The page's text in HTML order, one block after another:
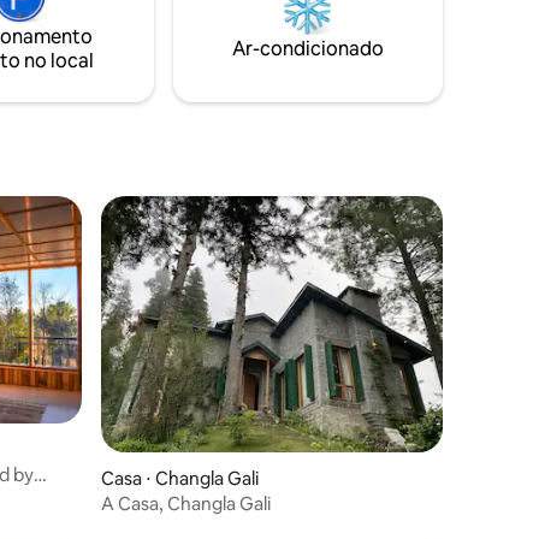
por si
cada canto. ➣Amplo estacionamento
para vários veículos. Envie-nos uma
mensagem se precisar de assistência
no local
Ar-condicionado
by
Casa ⋅ Changla Gali
A Casa, Changla Gali